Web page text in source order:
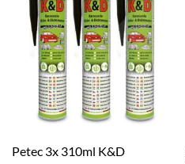
Petec 3x 310ml K&D